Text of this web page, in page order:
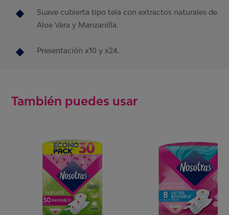
Suave cubierta tipo tela con extractos naturales de
Aloe Vera y Manzanilla.
Presentación x10 y x24.
También puedes usar